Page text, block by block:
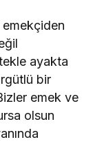
emekçiden
ayakta
bir
emek ve
olsun